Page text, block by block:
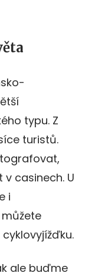
typu. Z
turistů.
casinech. U
i
ale buďme